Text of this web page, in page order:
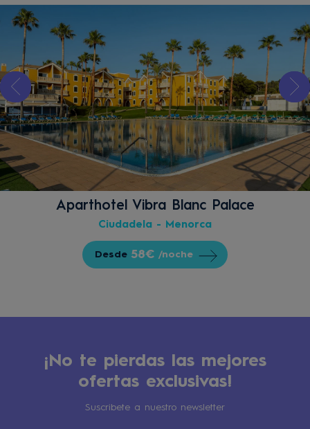
Aparthotel Vibra Blanc Palace
Ciudadela - Menorca
Desde 58€ /noche
¡No te pierdas las mejores
ofertas exclusivas!
Suscribete a nuestro newsletter